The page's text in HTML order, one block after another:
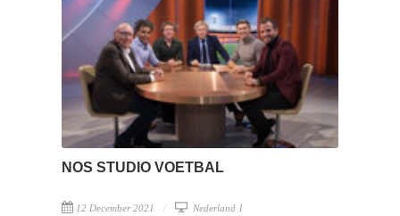
NOS STUDIO VOETBAL
12 December 2021 Nederland 1